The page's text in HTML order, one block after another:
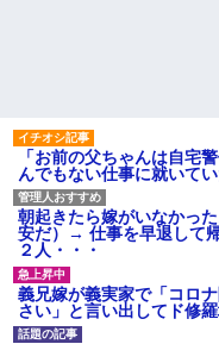
「お前の父ちゃんは自宅
んでもない仕事に就いて
朝起きたら嫁がいなかっ
安だ）→ 仕事を早退して
２人・・・
義兄嫁が義実家で「コロ
さい」と言い出してド修